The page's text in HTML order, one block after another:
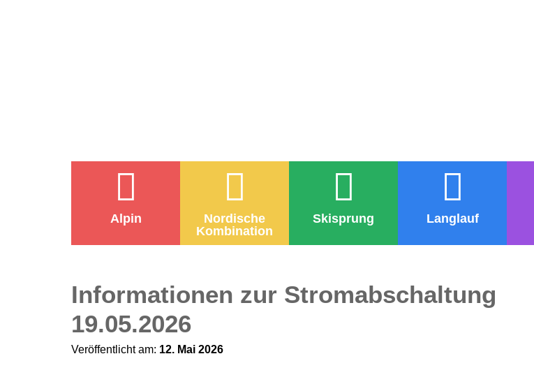
Alpin
Nordische
Kombination
Skisprung Langlauf
Informationen zur Stromabschaltung
19.05.2026
Veröffentlicht am: 12. Mai 2026